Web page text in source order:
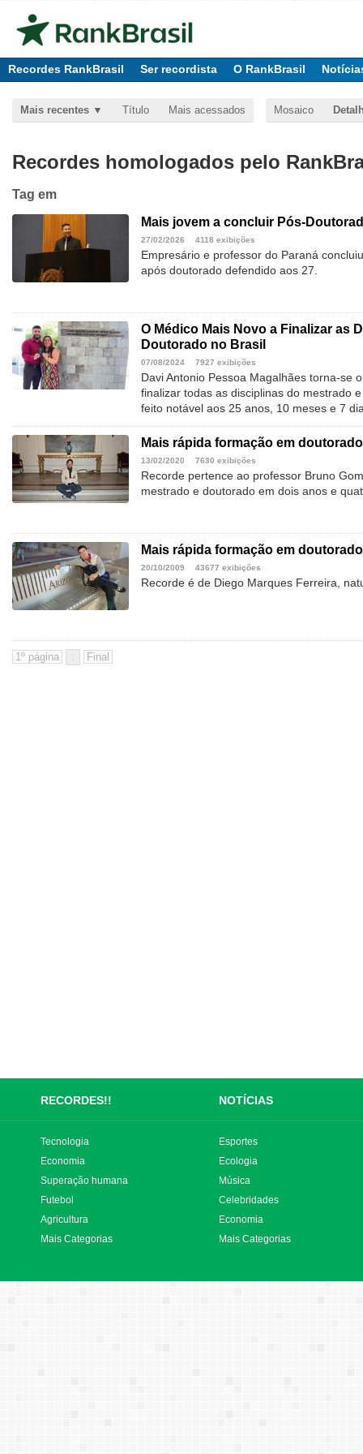
Recordes RankBrasil Ser recordista O RankBrasil
Mais recentes Título Mais acessados Mosaico
Recordes homologados pelo
Tag em
Mais jovem a concluir Pós-
27/02/2026 4118 exibições
Empresário e professor do Paraná
após doutorado defendido aos 27.
O Médico Mais Novo a Finalizar as
Doutorado no Brasil
07/08/2024 7927 exibições
Davi Antonio Pessoa Magalhães torna-se
finalizar todas as disciplinas do mestrado
feito notável aos 25 anos, 10 meses e 7
Mais rápida formação em
13/02/2020 7630 exibições
Recorde pertence ao professor Bruno
mestrado e doutorado em dois anos e
Mais rápida formação em
20/10/2009 43677 exibições
Recorde é de Diego Marques Ferreira,
RECORDES!! NOTÍCIAS
Tecnologia
Economia
Superação humana
Futebol
Agricultura
Mais Categorias
Esportes
Ecologia
Música
Celebridades
Economia
Mais Categorias